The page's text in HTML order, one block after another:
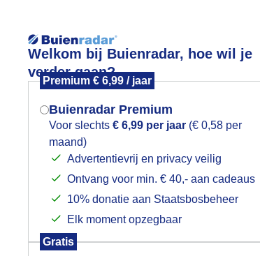
Welkom bij Buienradar, hoe wil je
verder gaan?
Premium € 6,99 / jaar
Buienradar Premium
Voor slechts € 6,99 per jaar (€ 0,58 per
maand)
Advertentievrij en privacy veilig
Ontvang voor min. € 40,- aan cadeaus
10% donatie aan Staatsbosbeheer
Elk moment opzegbaar
Gratis
Foto en video Weerzine
Mogen we je locatie gebruiken voor
het weer?
Indien je hier nog geen akkoord op hebt
gegeven, verschijnt er zo een pop-up uit